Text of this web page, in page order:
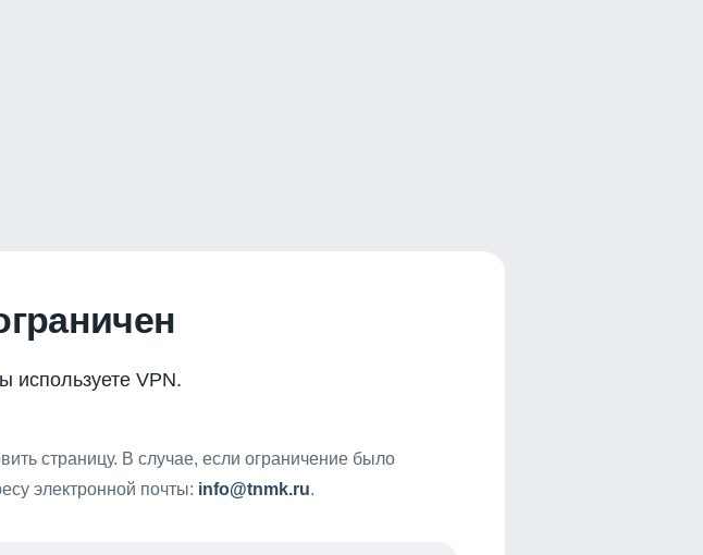
используете VPN.
страницу. В случае, если ограничение было
электронной почты: info@tnmk.ru.